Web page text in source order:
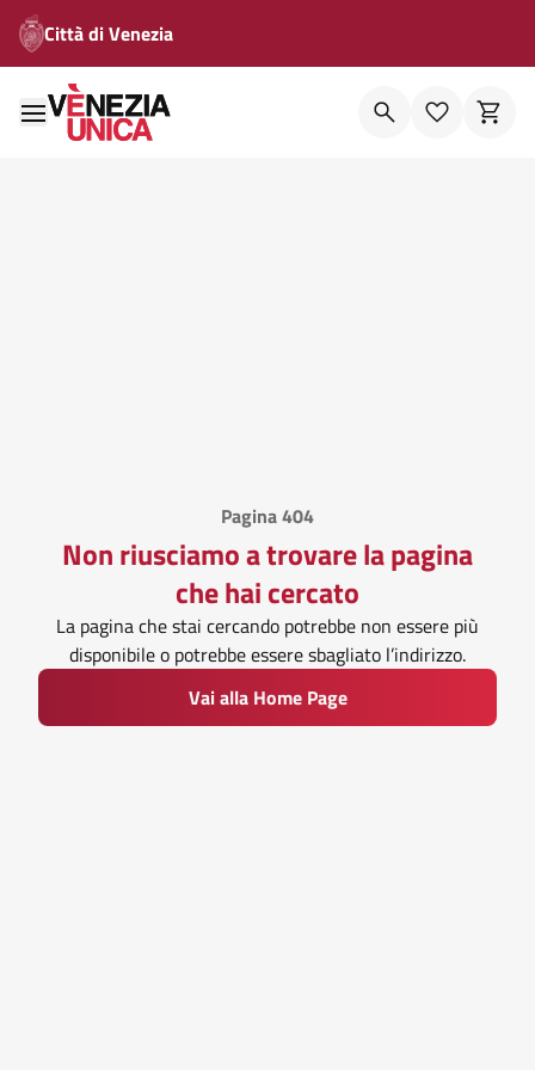
Città di Venezia
Pagina 404
Non riusciamo a trovare la pagina
che hai cercato
La pagina che stai cercando potrebbe non essere più
disponibile o potrebbe essere sbagliato l’indirizzo.
Vai alla Home Page